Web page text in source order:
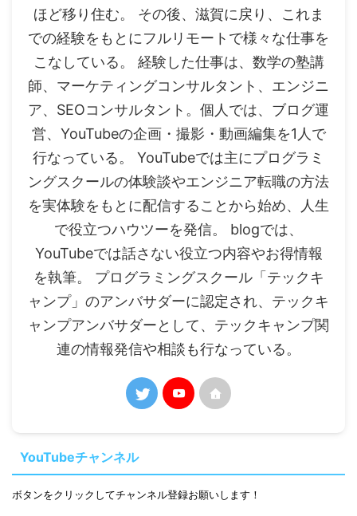
ほど移り住む。 その後、滋賀に戻り、これま
での経験をもとにフルリモートで様々な仕事を
こなしている。 経験した仕事は、数学の塾講
師、マーケティングコンサルタント、エンジニ
ア、SEOコンサルタント。個人では、ブログ運
営、YouTubeの企画・撮影・動画編集を1人で
行なっている。 YouTubeでは主にプログラミ
ングスクールの体験談やエンジニア転職の方法
を実体験をもとに配信することから始め、人生
で役立つハウツーを発信。 blogでは、
YouTubeでは話さない役立つ内容やお得情報
を執筆。 プログラミングスクール「テックキ
ャンプ」のアンバサダーに認定され、テックキ
ャンプアンバサダーとして、テックキャンプ関
連の情報発信や相談も行なっている。
YouTubeチャンネル
ボタンをクリックしてチャンネル登録お願いします！